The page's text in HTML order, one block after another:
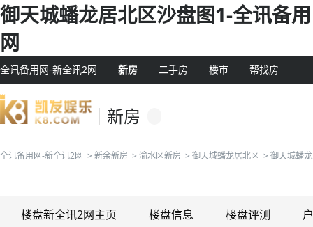
御天城蟠龙居北区沙盘图1-全讯备用
网
全讯备用网-新全讯2网 新房 二手房 楼市 帮找房
新房
全讯备用网-新全讯2网 > 新余新房 > 渝水区新房 > 御天城蟠龙居北区 > 御天城蟠
楼盘新全讯2网主页 楼盘信息 楼盘评测